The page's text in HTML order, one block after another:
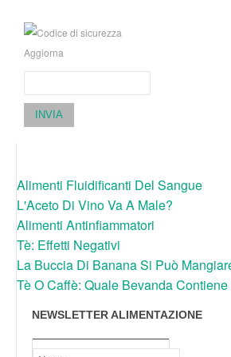
Aggiorna
INVIA
Alimenti Fluidificanti Del Sangue
L'Aceto Di Vino Va A Male?
Alimenti Antinfiammatori
Tè: Effetti Negativi
La Buccia Di Banana Si Può
Tè O Caffè: Quale Bevanda
NEWSLETTER ALIMENTAZIONE